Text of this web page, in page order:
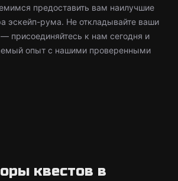
предоставить вам наилучшие
эскейп-рума. Не откладывайте ваши
присоединяйтесь к нам сегодня и
опыт с нашими проверенными
квестов в